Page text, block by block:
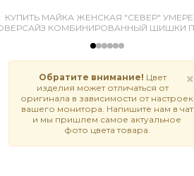
×
Обратите внимание! Цвет
изделия может отличаться от
оригинала в зависимости от настроек
вашего монитора. Напишите нам в чат
и мы пришлем самое актуальное
фото цвета товара.